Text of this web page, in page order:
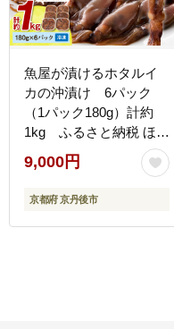
魚屋が漬けるホタルイ
カの沖漬け 6パック
（1パック180g）計約
1kg ふるさと納税 ほた
るいか 沖漬け 新鮮 海鮮
沖漬け 酒 つまみ 酒の肴
日本酒 おつまみ 珍味 日
9,000円
京都府 京丹後市